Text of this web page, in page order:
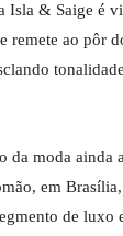
Isla & Saige é
remete ao pôr
da moda ainda
em
de